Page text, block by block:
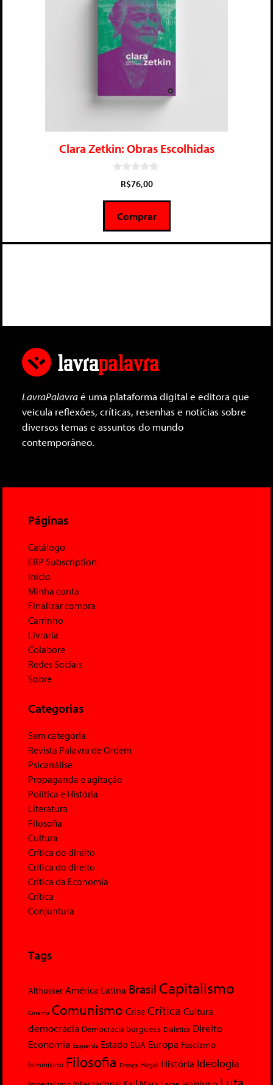
Clara Zetkin: Obras Escolhidas
5
R$76,00
Comprar
LavraPalavraé uma plataforma digital e editora que
veicula reflexões, críticas, resenhas e notícias sobre
diversos temas e assuntos do mundo
contemporâneo.
Páginas
Catálogo
ERP Subscription
Início
Minha conta
Finalizar compra
Carrinho
Livraria
Colabore
Redes Sociais
Sobre
Categorias
Sem categoria
Revista Palavra de Ordem
Psicanálise
Propaganda e agitação
Política e História
Literatura
Filosofia
Cultura
Crítica do direito
Crítica do direito
Crítica da Economia
Crítica
Conjuntura
Tags
Althusser América Latina Brasil Capitalismo
Cinema Comunismo Crise Crítica Cultura
democracia Democracia burguesa Dialética Direito
Economia Esquerda Estado EUA Europa Fascismo
feminismo Filosofia França Hegel História Ideologia